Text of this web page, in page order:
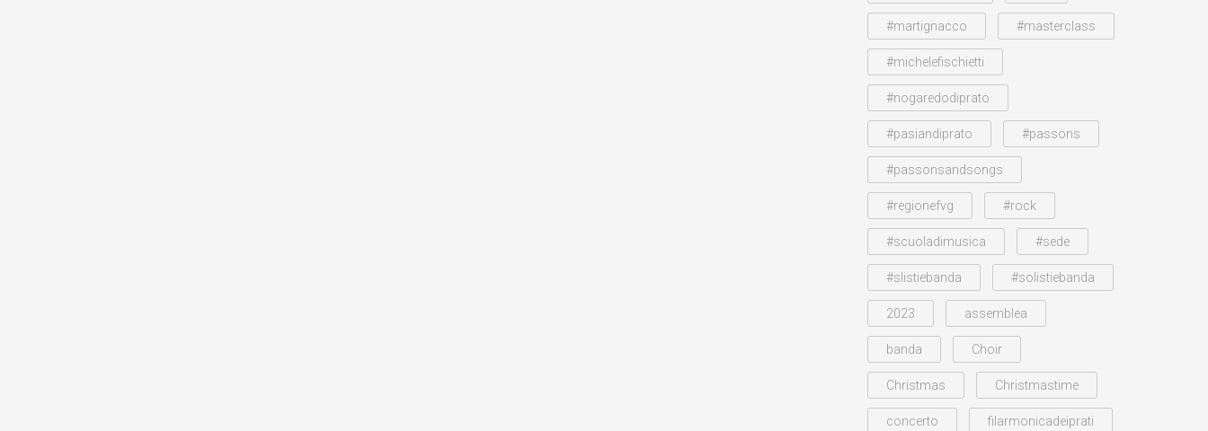
#martignacco #masterclass
#michelefischietti
#nogaredodiprato
#pasiandiprato #passons
#passonsandsongs
#regionefvg #rock
#scuoladimusica #sede
#slistiebanda #solistiebanda
2023 assemblea
banda Choir
Christmas Christmastime
concerto filarmonicadeiprati